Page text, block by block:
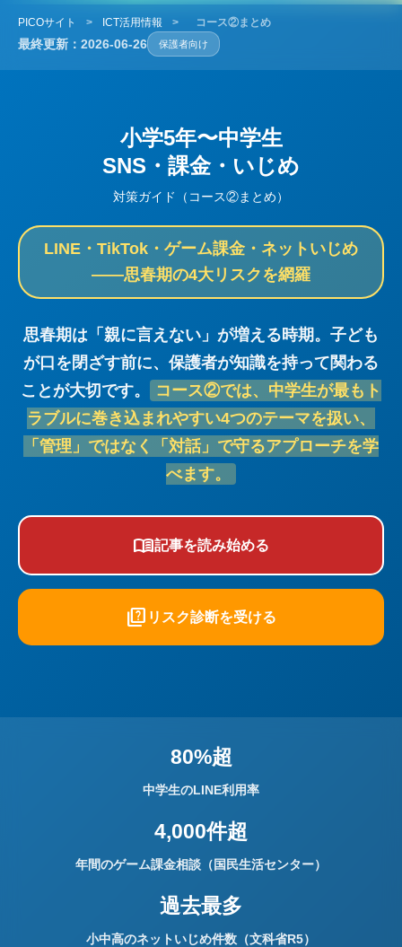
PICOサイト > ICT活用情報 > コース②まとめ
最終更新：2026-06-26 保護者向け
小学5年〜中学生
SNS・課金・いじめ
対策ガイド（コース②まとめ）
LINE・TikTok・ゲーム課金・ネットいじめ
——思春期の4大リスクを網羅
思春期は「親に言えない」が増える時期。子ども
が口を閉ざす前に、保護者が知識を持って関わる
ことが大切です。
コース②では、中学生が最もト
ラブルに巻き込まれやすい4つのテーマを扱い、
「管理」ではなく「対話」で守るアプローチを学
べます。
menu_book記事を読み始める
quiz リスク診断を受ける
80%超
中学生のLINE利用率
4,000件超
年間のゲーム課金相談（国民生活センター）
過去最多
小中高のネットいじめ件数（文科省R5）